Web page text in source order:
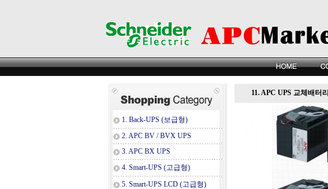
1. Back-UPS (보급형)
2. APC BV / BVX UPS
3. APC BX UPS
4. Smart-UPS (고급형)
5. Smart-UPS LCD (고급형)
11. APC UPS 교체배터리